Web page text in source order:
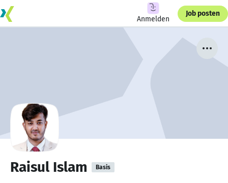
Anmelden
Job posten
Raisul Islam Basis